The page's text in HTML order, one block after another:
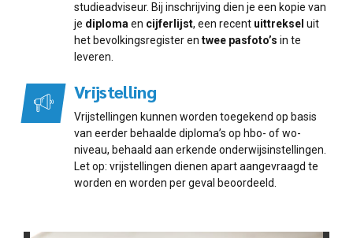
studieadviseur. Bij inschrijving dien je een kopie van
je diplomaen cijferlijst, een recent uittreksel uit
het bevolkingsregister en twee pasfoto’s in te
leveren.
Vrijstelling
Vrijstellingen kunnen worden toegekend op basis
van eerder behaalde diploma’s op hbo- of wo-
niveau, behaald aan erkende onderwijsinstellingen.
Let op: vrijstellingen dienen apart aangevraagd te
worden en worden per geval beoordeeld.